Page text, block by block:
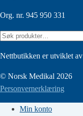
Org. nr. 945 950 331
Søk
Nettbutikken er utviklet av
© Norsk Medikal 2026
Personvernerklæring
Min konto